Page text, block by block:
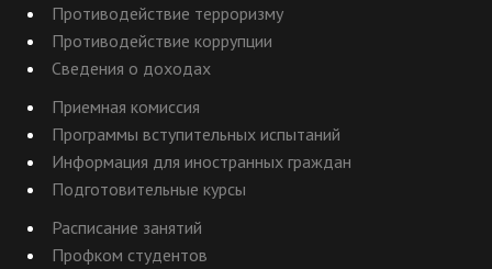
Противодействие терроризму
Противодействие коррупции
Сведения о доходах
Приемная комиссия
Программы вступительных испытаний
Информация для иностранных граждан
Подготовительные курсы
Расписание занятий
Профком студентов